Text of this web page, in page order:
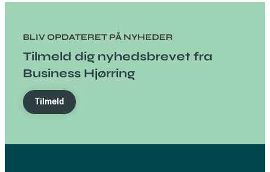
BLIV OPDATERET PÅ NYHEDER
Tilmeld dig nyhedsbrevet fra
Business Hjørring
Tilmeld